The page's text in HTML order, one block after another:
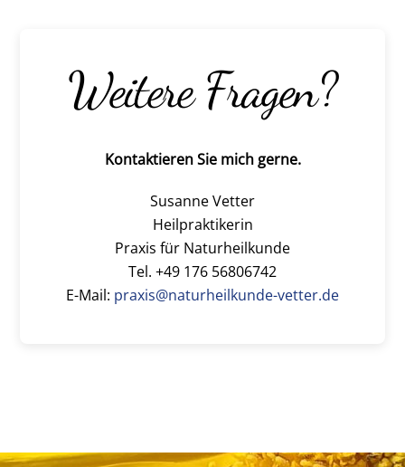
Weitere Fragen?
Kontaktieren Sie mich gerne.
Susanne Vetter
Heilpraktikerin
Praxis für Naturheilkunde
Tel. +49 176 56806742
E-Mail: praxis@naturheilkunde-vetter.de